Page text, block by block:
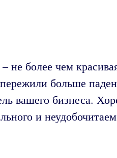
не более чем
больше
вашего бизнеса.
и